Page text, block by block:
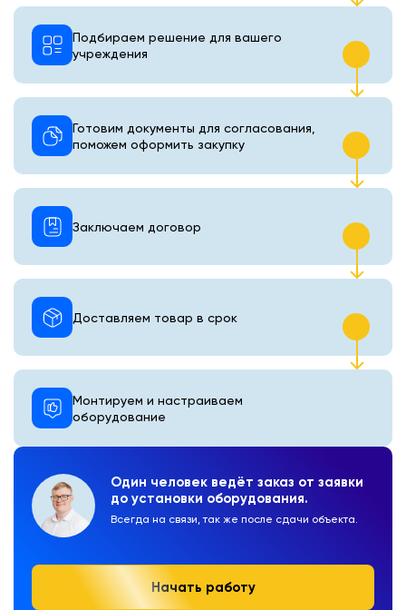
Один человек ведёт заказ от заявки
до установки оборудования.
Всегда на связи, так же после сдачи объекта.
Начать работу
Подбираем решение для вашего
учреждения
Готовим документы для согласования,
поможем оформить закупку
Монтируем и настраиваем
оборудование
Доставляем товар в срок
Заключаем договор